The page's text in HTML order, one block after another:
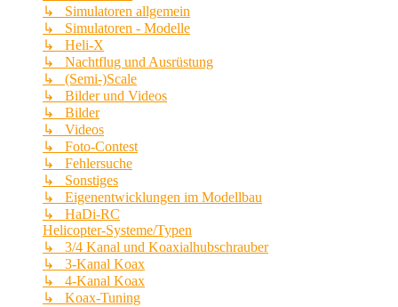
↳ Simulatoren allgemein
↳ Simulatoren - Modelle
↳ Heli-X
↳ Nachtflug und Ausrüstung
↳ (Semi-)Scale
↳ Bilder und Videos
↳ Bilder
↳ Videos
↳ Foto-Contest
↳ Fehlersuche
↳ Sonstiges
↳ Eigenentwicklungen im Modellbau
↳ HaDi-RC
Helicopter-Systeme/Typen
↳ 3/4 Kanal und Koaxialhubschrauber
↳ 3-Kanal Koax
↳ 4-Kanal Koax
↳ Koax-Tuning